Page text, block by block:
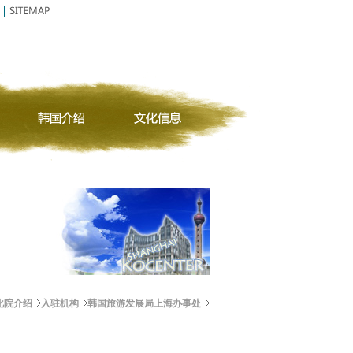
院介绍 入驻机构 韩国旅游发展局上海办事处